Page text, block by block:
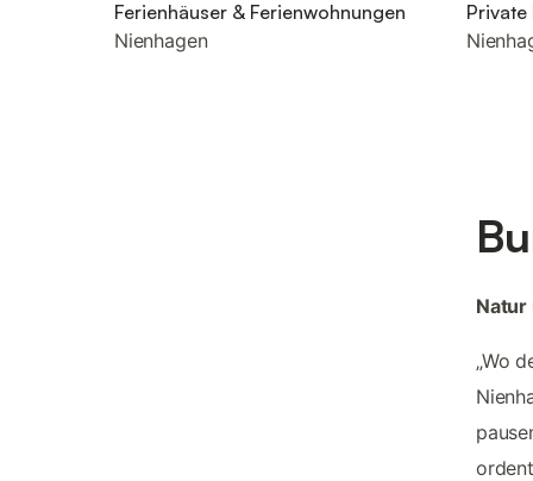
Ferienhäuser & Ferienwohnungen
Nienhagen
Private
Natur
„Wo